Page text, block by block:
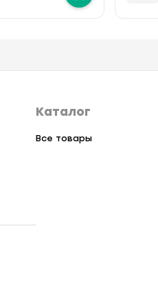
Каталог
Все товары